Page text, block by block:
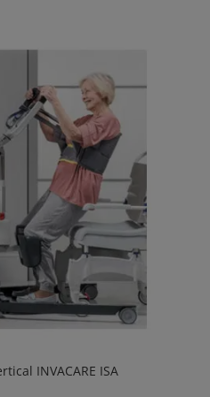
INVACARE ISA